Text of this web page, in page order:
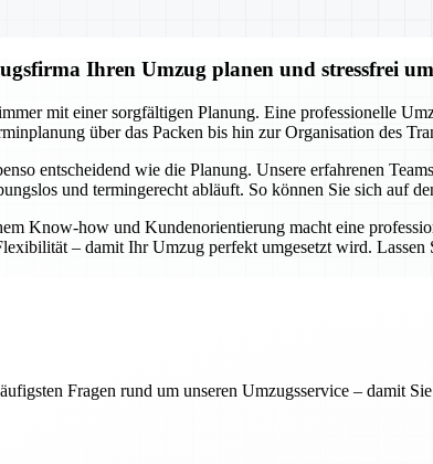
Ihren Umzug planen und stressfrei
mit einer sorgfältigen Planung. Eine professionelle
über das Packen bis hin zur Organisation des
entscheidend wie die Planung. Unsere erfahrenen
und termingerecht abläuft. So können Sie sich auf
Know-how und Kundenorientierung macht eine
– damit Ihr Umzug perfekt umgesetzt wird.
Fragen rund um unseren Umzugsservice – damit